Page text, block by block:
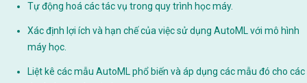
Tự động hoá các tác vụ trong quy trình học máy.
Xác định lợi ích và hạn chế của việc sử dụng AutoML với mô hình
máy học.
Liệt kê các mẫu AutoML phổ biến và áp dụng các mẫu đó cho các